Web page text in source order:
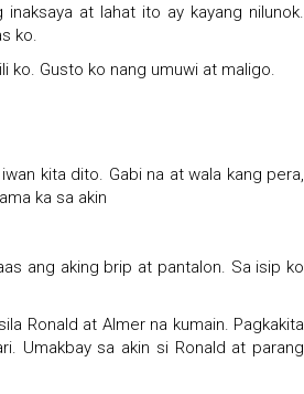
at lahat ito ay kayang nilunok.
ko.
ko. Gusto ko nang umuwi at maligo.
kita dito. Gabi na at wala kang pera,
ka sa akin
ang aking brip at pantalon. Sa isip ko
Ronald at Almer na kumain. Pagkakita
Umakbay sa akin si Ronald at parang